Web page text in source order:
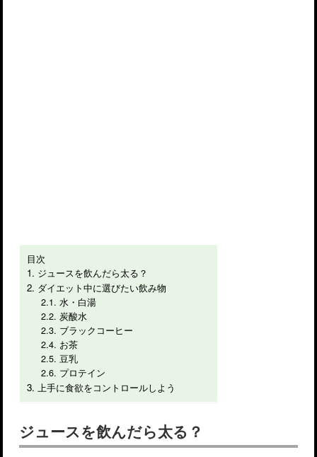
目次
ジュースを飲んだら太る？
ダイエット中に選びたい飲み物
水・白湯
炭酸水
ブラックコーヒー
お茶
豆乳
プロテイン
上手に食欲をコントロールしよう
ジュースを飲んだら太る？